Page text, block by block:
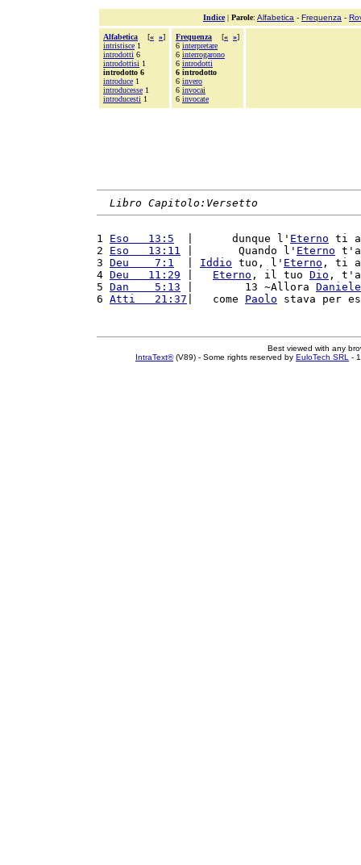
Indice| Parole: Alfabetica - Frequenza -
Alfabetica [« »]
intristisce 1
introdotti 6
introdottisi 1
introdotto 6
introduce 1
introducesse 1
introducesti 1
Frequenza [« »]
6 interpretare
6 interrogarono
6 introdotti
6 introdotto
6 invero
6 invocai
6 invocate
Libro Capitolo:Versetto
1 Eso   13:5
  |      dunque l'
Eterno ti
2 Eso   13:11 |       Quando l' Eterno
3 Deu    7:1 Iddio tuo, l' Eterno , ti
4 Deu   11:29 Eterno , il tuo Dio ,
5 Dan    5:13 |        13 ~Allora Daniele
6 Atti   21:37 |   come Paolo stava per
Best viewed with any
IntraText®(V89) - Some rights reserved by EuloTech SRL -